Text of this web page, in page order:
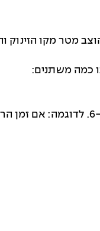
שבו הוצבו 6 קונוסים. הקונוס הראשון הוצב
– כדי לחשב את אחוז ההתעייפות חולק זמן הריצה המצטבר בזמן הריצה